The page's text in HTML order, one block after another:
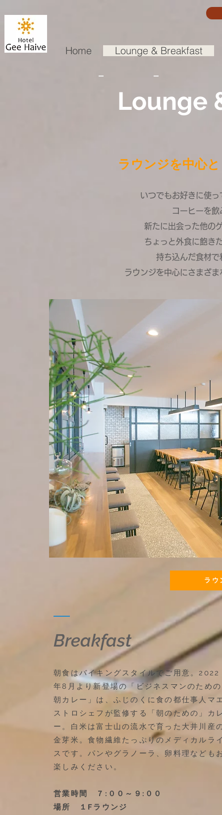
Home Lounge & Breakfast
Lounge
ラウンジを中心
いつでもお好きに使
コーヒーを
新たに出会った他の
ちょっと外食に飽き
持ち込んだ食材
ラウンジを中心にさまざ
ラウ
​Breakfast
朝食はバイキングスタイルでご用意。2022
年8月より新登場の「ビジネスマンのための
朝カレー」は、ふじのくに食の都仕事人マ
ストロシェフが監修する「朝のための」カ
ー。白米は富士山の流水で育った大井川産
金芽米。食物繊維たっぷりのメディカルラ
スです。パンやグラノーラ、卵料理なども
楽しみください。
営業時間 ７:００～９:００
​場所 １Fラウンジ